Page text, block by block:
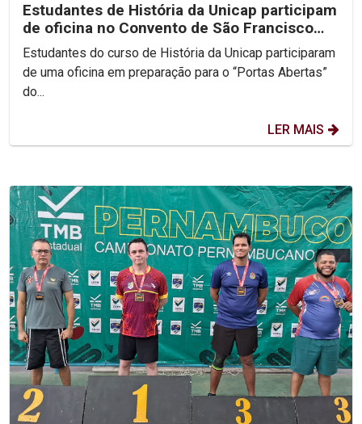
Estudantes de História da Unicap participam
de oficina no Convento de São Francisco
em Olinda
Estudantes do curso de História da Unicap participaram
de uma oficina em preparação para o “Portas Abertas”
do...
LER MAIS